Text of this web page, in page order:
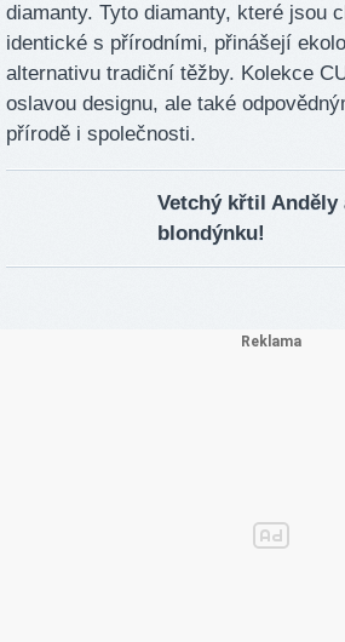
diamanty. Tyto diamanty, které jsou
identické s přírodními, přinášejí
alternativu tradiční těžby. Kolekce
oslavou designu, ale také
přírodě i společnosti.
Vetchý křtil Anděly
blondýnku!